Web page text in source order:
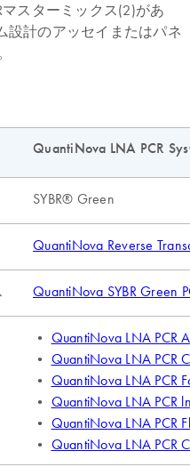
スターミックス(2)があ
設計のアッセイまたはパネ